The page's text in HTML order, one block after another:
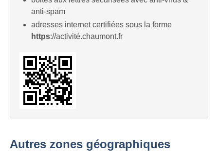
anti-spam
adresses internet certifiées sous la forme
https://activité.chaumont.fr
Autres zones géographiques